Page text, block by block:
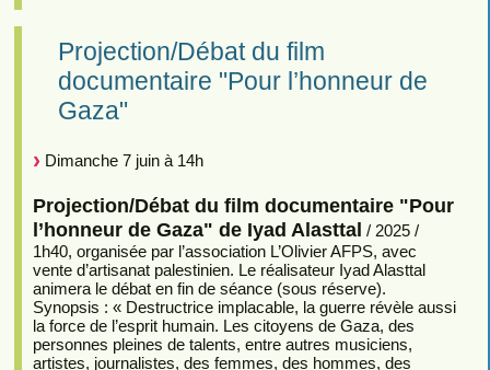
Projection/Débat du film
documentaire "Pour l’honneur de
Gaza"
Dimanche 7 juin à 14h
Projection/Débat du film documentaire "Pour
l’honneur de Gaza" de Iyad Alasttal / 2025 /
1h40, organisée par l’association L’Olivier AFPS, avec
vente d’artisanat palestinien. Le réalisateur Iyad Alasttal
animera le débat en fin de séance (sous réserve).
Synopsis : « Destructrice implacable, la guerre révèle aussi
la force de l’esprit humain. Les citoyens de Gaza, des
personnes pleines de talents, entre autres musiciens,
artistes, journalistes, des femmes, des hommes, des